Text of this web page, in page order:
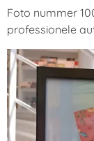
Foto nummer
professionele